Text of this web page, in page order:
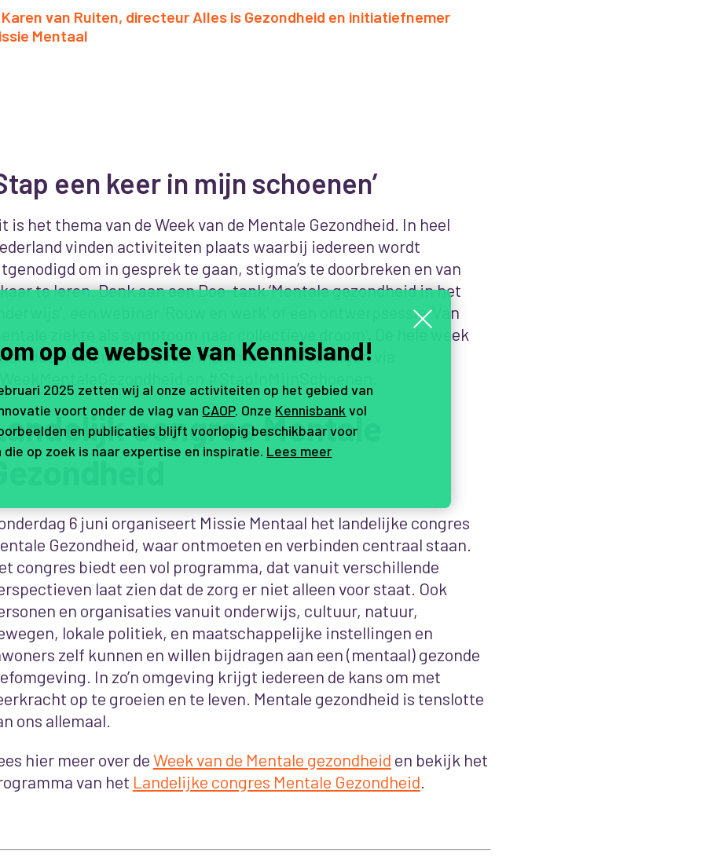
van Ruiten, directeur Alles is Gezondheid en initiatiefnemer
Mentaal
een keer in mijn schoenen’
is het thema van de Week van de Mentale Gezondheid. In heel
vinden activiteiten plaats waarbij iedereen wordt
om in gesprek te gaan, stigma’s te doorbreken en van
te leren. Denk aan eenDoe-tank ‘Mentale gezondheid in het
een webinar ‘Rouw en werk’ of een ontwerpsessie ‘Van
De hele week
deelnemers online hun inzichten en ervaringen via
congres Mentale
Gezondheid
6 juni organiseert Missie Mentaal het landelijke congres
Gezondheid, waar ontmoeten en verbinden centraal staan
congres biedt een vol programma, dat vanuit verschillende
laat zien dat de zorg er niet alleen voor staat. Ook
en organisaties vanuit onderwijs, cultuur, natuur,
lokale politiek, en maatschappelijke instellingen en
zelf kunnen en willen bijdragen aan een (mentaal) gezonde
In zo’n omgeving krijgt iedereen de kans om met
op te groeien en te leven. Mentale gezondheid is tenslotte
ons allemaal.
hier meer over deWeek van de Mentale gezondheid en bekijk het
van het Landelijke congres Mentale Gezondheid
op de website van Kennisland!
2025 zetten wij al onze activiteiten op het gebied van
voort onder de vlag van CAOP. Onze Kennisbankvol
en publicaties blijft voorlopig beschikbaar voor
die op zoek is naar expertise en inspiratie. Lees meer